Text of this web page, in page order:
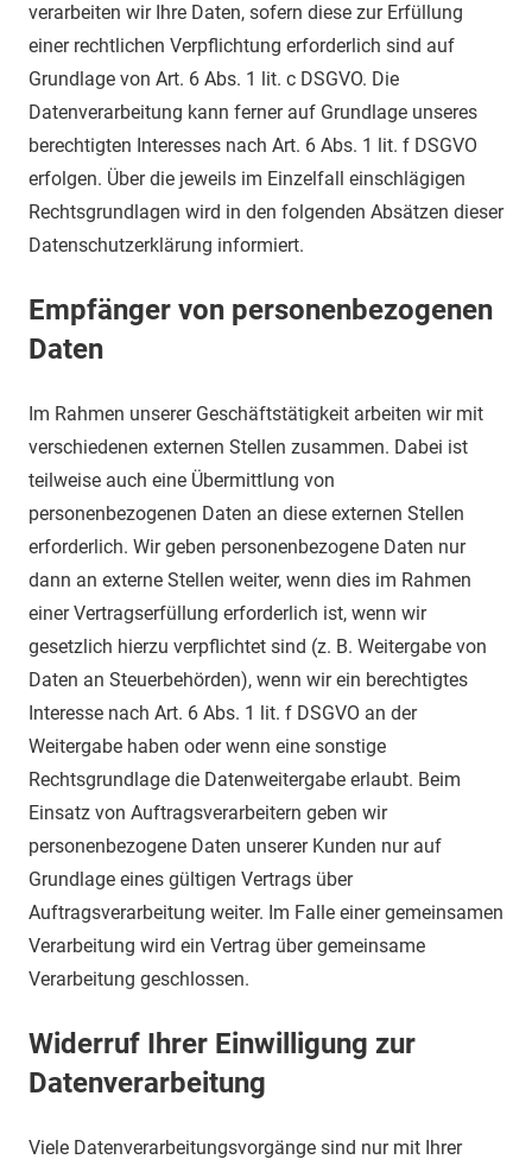
verarbeiten wir Ihre Daten, sofern diese zur Erfüllung
einer rechtlichen Verpflichtung erforderlich sind auf
Grundlage von Art. 6 Abs. 1 lit. c DSGVO. Die
Datenverarbeitung kann ferner auf Grundlage unseres
berechtigten Interesses nach Art. 6 Abs. 1 lit. f DSGVO
erfolgen. Über die jeweils im Einzelfall einschlägigen
Rechtsgrundlagen wird in den folgenden Absätzen dieser
Datenschutzerklärung informiert.
Empfänger von personenbezogenen
Daten
Im Rahmen unserer Geschäftstätigkeit arbeiten wir mit
verschiedenen externen Stellen zusammen. Dabei ist
teilweise auch eine Übermittlung von
personenbezogenen Daten an diese externen Stellen
erforderlich. Wir geben personenbezogene Daten nur
dann an externe Stellen weiter, wenn dies im Rahmen
einer Vertragserfüllung erforderlich ist, wenn wir
gesetzlich hierzu verpflichtet sind (z. B. Weitergabe von
Daten an Steuerbehörden), wenn wir ein berechtigtes
Interesse nach Art. 6 Abs. 1 lit. f DSGVO an der
Weitergabe haben oder wenn eine sonstige
Rechtsgrundlage die Datenweitergabe erlaubt. Beim
Einsatz von Auftragsverarbeitern geben wir
personenbezogene Daten unserer Kunden nur auf
Grundlage eines gültigen Vertrags über
Auftragsverarbeitung weiter. Im Falle einer gemeinsamen
Verarbeitung wird ein Vertrag über gemeinsame
Verarbeitung geschlossen.
Widerruf Ihrer Einwilligung zur
Datenverarbeitung
Viele Datenverarbeitungsvorgänge sind nur mit Ihrer